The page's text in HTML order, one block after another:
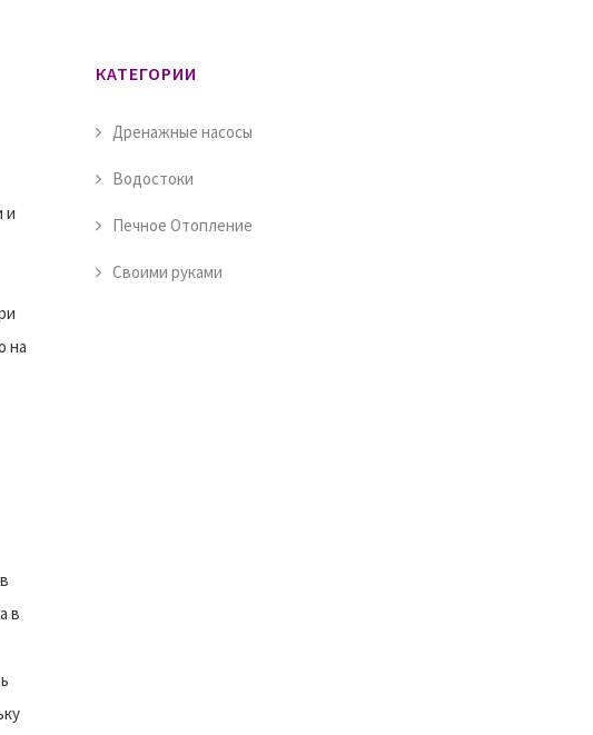
и
на
в
КАТЕГОРИИ
Дренажные насосы
Водостоки
Печное Отопление
Своими руками